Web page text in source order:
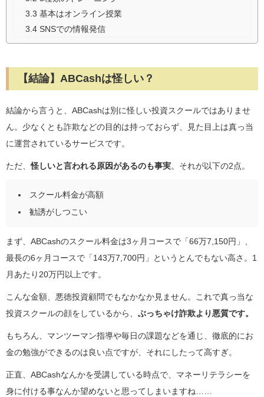
3.3 基本はオンライン授業
3.4SNSでの情報発信
【結論】ABCashは怪しい？
結論から言うと、ABCashは別に怪しい投資スクールではありませ
ん。少なくとも詐欺などの目的は持っておらず、見た目上は真っ当
に運営されているサービスです。
ただ、怪しいと言われる原因があるのも事実。それが以下の2点。
スクール料金が高額
勧誘がしつこい
まず、ABCashのスクール料金は3ヶ月コースで「66万7,150円」、
最長の6ヶ月コースで「143万7,700円」というとんでもない高さ。1
月あたり20万円以上です。
こんな金額、悪徳投資顧問でもなかなか見ません。これで真っ当な
投資スクールの顔をしているから、 ぶっちゃけ詐欺より悪質です。
もちろん、マンツーマン指導や毎日の課題などを通じ、徹底的にお
金の勉強ができるのは良い点ですが、それにしたって高すぎ。
正直、ABCashなんかを受講している時点で、マネーリテラシーを
身に付ける事なんか望めないと思ってしまいますね……